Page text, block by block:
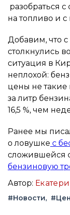
разобраться
на топливо и
Добавим, что
столкнулись
ситуация в
неплохой:
цены не такие
за литр
16,5 %, чем
Ранее мы
о ловушке с
сложившейся
бензиновую
Автор:
#Новости